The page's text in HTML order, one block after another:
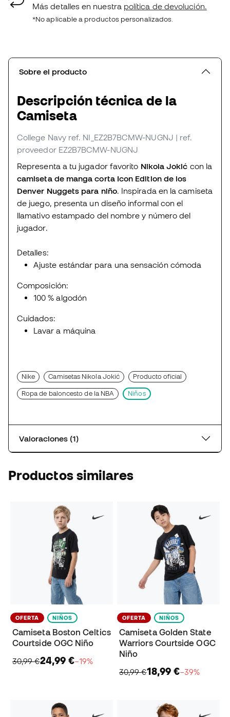
Más detalles en nuestra política de devolución.
*No aplicable a productos personalizados.
Sobre el producto
Descripción técnica de la
Camiseta
College Navy ref. NI_EZ2B7BCMW-NUGNJ | ref.
proveedor EZ2B7BCMW-NUGNJ
Representa a tu jugador favorito Nikola Jokić con la
camiseta de manga corta Icon Edition de los
Denver Nuggets para niño. Inspirada en la camiseta
de juego, presenta un diseño informal con el
llamativo estampado del nombre y número del
jugador.
Detalles:
Ajuste estándar para una sensación cómoda
Composición:
100 % algodón
Cuidados:
Lavar a máquina
Nike Camisetas Nikola Jokić Producto oficial
Ropa de baloncesto de la NBA Niños
Valoraciones (1)
Productos similares
OFERTA NIÑOS
Camiseta Boston Celtics
Courtside OGC Niño
30,99 €24,99 €−19%
OFERTA NIÑOS
Camiseta Golden State
Warriors Courtside OGC
Niño
30,99 €18,99 €−39%